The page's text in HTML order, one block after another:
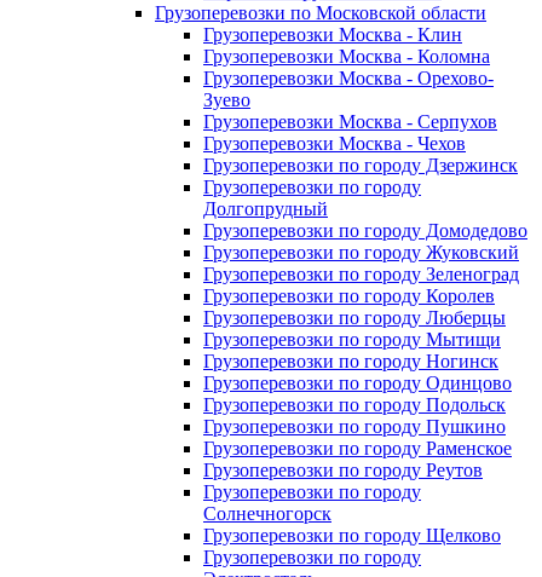
Грузоперевозки по Московской области
Грузоперевозки Москва - Клин
Грузоперевозки Москва - Коломна
Грузоперевозки Москва - Орехово-
Зуево
Грузоперевозки Москва - Серпухов
Грузоперевозки Москва - Чехов
Грузоперевозки по городу Дзержинск
Грузоперевозки по городу
Долгопрудный
Грузоперевозки по городу Домодедово
Грузоперевозки по городу Жуковский
Грузоперевозки по городу Зеленоград
Грузоперевозки по городу Королев
Грузоперевозки по городу Люберцы
Грузоперевозки по городу Мытищи
Грузоперевозки по городу Ногинск
Грузоперевозки по городу Одинцово
Грузоперевозки по городу Подольск
Грузоперевозки по городу Пушкино
Грузоперевозки по городу Раменское
Грузоперевозки по городу Реутов
Грузоперевозки по городу
Солнечногорск
Грузоперевозки по городу Щелково
Грузоперевозки по городу